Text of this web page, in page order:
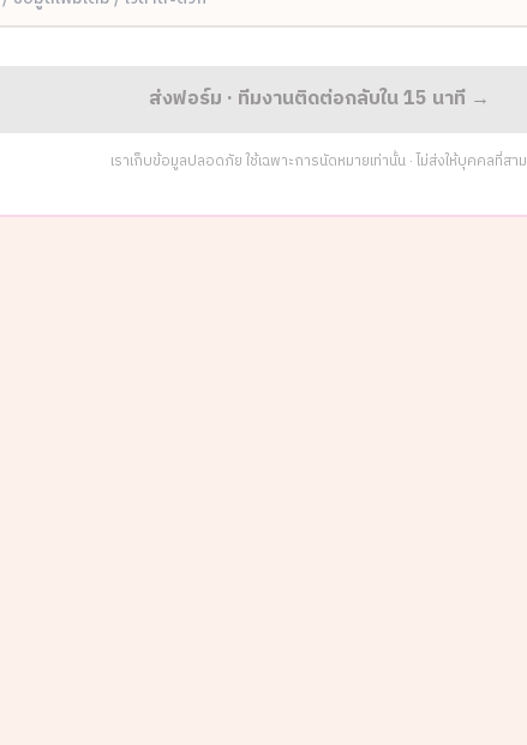
ส่งฟอร์ม · ทีมงานติดต่อกลับใน 15 นาที →
เราเก็บข้อมูลปลอดภัย ใช้เฉพาะการนัดหมายเท่านั้น · ไม่ส่งให้บุคคลที่สาม